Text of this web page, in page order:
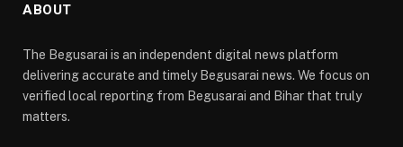
ABOUT
The Begusarai is an independent digital news platform
delivering accurate and timely Begusarai news. We focus on
verified local reporting from Begusarai and Bihar that truly
matters.